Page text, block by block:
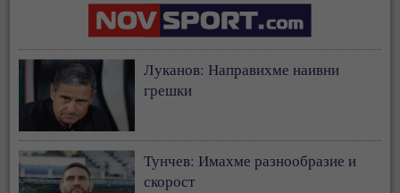
Луканов: Направихме наивни
грешки
Тунчев: Имахме разнообразие и
скорост